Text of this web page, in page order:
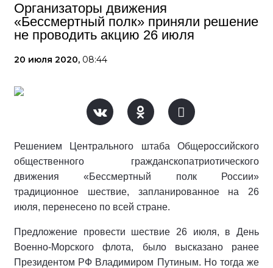
Организаторы движения
«Бессмертный полк» приняли решение
не проводить акцию 26 июля
20 июля 2020, 08:44
Решением Центрального штаба Общероссийского
общественного гражданскопатриотического
движения «Бессмертный полк России»
традиционное шествие, запланированное на 26
июля, перенесено по всей стране.
Предложение провести шествие 26 июля, в День
Военно-Морского флота, было высказано ранее
Президентом РФ Владимиром Путиным. Но тогда же